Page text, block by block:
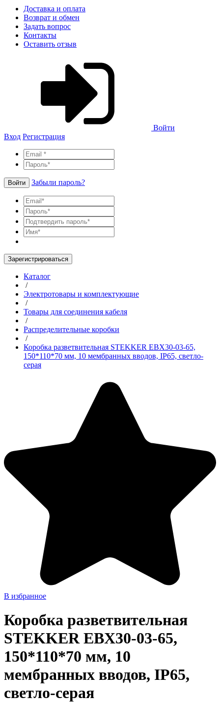
Доставка и оплата
Возврат и обмен
Задать вопрос
Контакты
Оставить отзыв
Войти
Вход Регистрация
Войти Забыли пароль?
Зарегистрироваться
Каталог
/
Электротовары и комплектующие
/
Товары для соединения кабеля
/
Распределительные коробки
/
Коробка разветвительная STEKKER EBX30-03-65,
150*110*70 мм, 10 мембранных вводов, IP65, светло-
серая
В избранное
Коробка разветвительная
STEKKER EBX30-03-65,
150*110*70 мм, 10
мембранных вводов, IP65,
светло-серая